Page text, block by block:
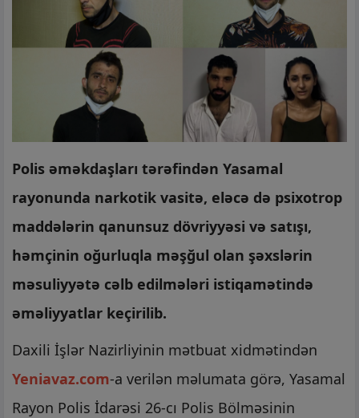
Polis əməkdaşları tərəfindən Yasamal
rayonunda narkotik vasitə, eləcə də psixotrop
maddələrin qanunsuz dövriyyəsi və satışı,
həmçinin oğurluqla məşğul olan şəxslərin
məsuliyyətə cəlb edilmələri istiqamətində
əməliyyatlar keçirilib.
Daxili İşlər Nazirliyinin mətbuat xidmətindən
Yeniavaz.com-a verilən məlumata görə, Yasamal
Rayon Polis İdarəsi 26-cı Polis Bölməsinin